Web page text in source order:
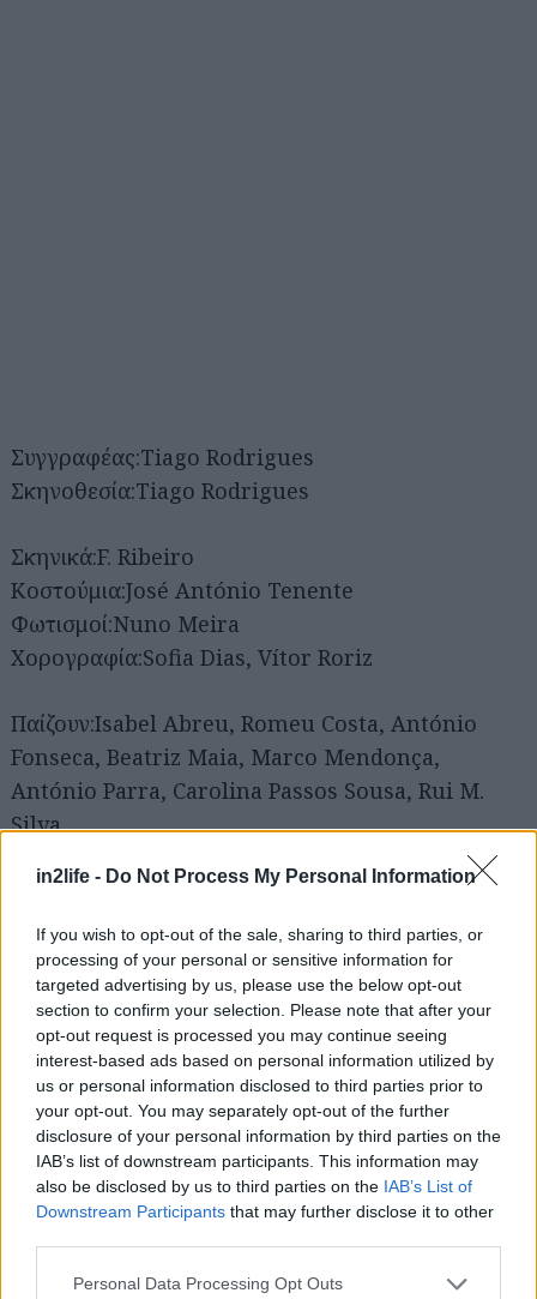
in2life - Do Not Process My Personal Information
If you wish to opt-out of the sale, sharing to third parties, or
processing of your personal or sensitive information for
targeted advertising by us, please use the below opt-out
section to confirm your selection. Please note that after your
opt-out request is processed you may continue seeing
interest-based ads based on personal information utilized by
us or personal information disclosed to third parties prior to
your opt-out. You may separately opt-out of the further
disclosure of your personal information by third parties on the
IAB’s list of downstream participants. This information may
also be disclosed by us to third parties on the IAB’s List of
Downstream Participants that may further disclose it to other
Please note that this website/app uses one or more Google
Personal Data Processing Opt Outs
Συγγραφέας:Tiago Rodrigues
Σκηνοθεσία:Tiago Rodrigues
Σκηνικά:F. Ribeiro
Κοστούμια:José António Tenente
Φωτισμοί:Nuno Meira
Χορογραφία:Sofia Dias, Vítor Roriz
Παίζουν:Isabel Abreu, Romeu Costa, António
Fonseca, Beatriz Maia, Marco Mendonça,
António Parra, Carolina Passos Sousa, Rui M.
Silva
Μια συναρπαστική σύγχρονη τραγωδία με ένα
απροσδόκητο φινάλε, που έχει χαρακτηριστεί
«πραξικοπηματικό». Από έναν θεατρικό
δημιουργό που επικαλείται την έννοια του
ανθρωπισμού στο σήμερα με όρους αγωνιώδους
διαλεκτικής: του Πορτογάλου Τιάγκο Ροντρίγκες,
καλλιτεχνικού διευθυντή του Φεστιβάλ της
Αβινιόν, τον οποίο πρωτοσύστησε στο ελληνικό
κοινό η Στέγη το 2016 με το έργο του, “By Heart”.
4 έως 8 Δεκεμβρίου 2023